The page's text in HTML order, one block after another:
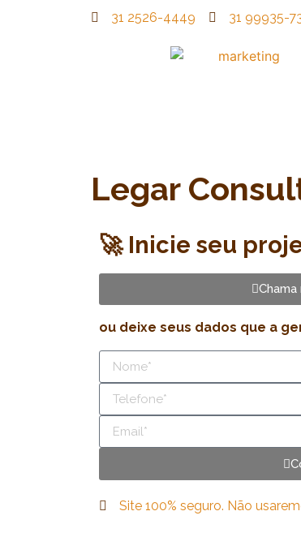
31 2526-4449 31 99935-
Legar
🚀 Inicie seu
ou deixe seus dados que a
Site 100% seguro. Não